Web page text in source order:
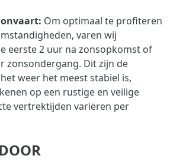
Om optimaal te profiteren
varen wij
eerste 2 uur na zonsopkomst of
zonsondergang. Dit zijn de
weer het meest stabiel is,
op een rustige en veilige
vertrektijden variëren per